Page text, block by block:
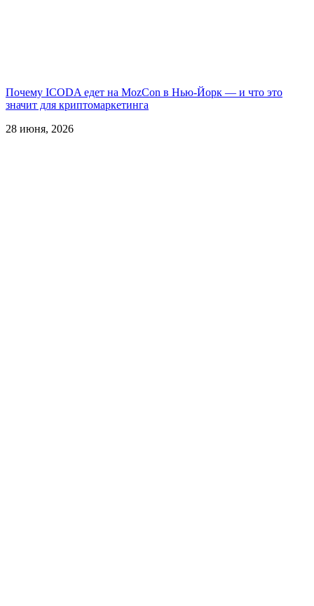
Почему ICODA едет на MozCon в Нью-Йорк — и что это
значит для криптомаркетинга
28 июня, 2026